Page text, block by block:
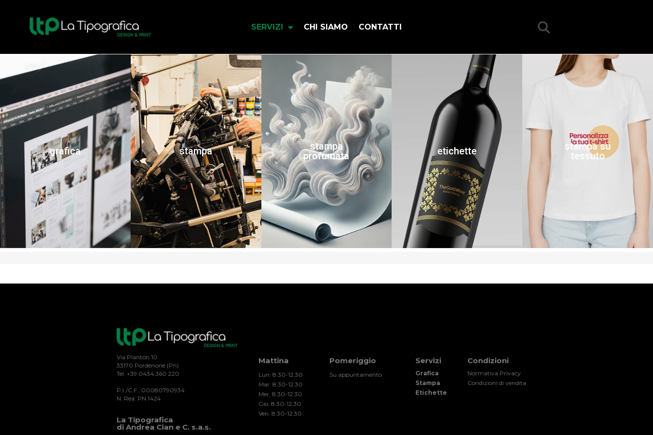
SERVIZI CHI SIAMO CONTATTI
grafica stampa
stampa
profumata
etichette
stampa su
tessuto
Via Planton 10
33170 Pordenone (Pn)
Tel. +39 0434 360 220
P.I./C.F.: 00080790934
N. Rea: PN 1424
La Tipografica
di Andrea Cian e C. s.a.s.
Mattina
Lun. 8.30-12.30
Mar. 8.30-12.30
Mer. 8.30-12.30
Gio. 8.30-12.30
Ven. 8.30-12.30
Pomeriggio
Su appuntamento
Servizi
Grafica
Stampa
Etichette
Condizioni
Normativa Privacy
Condizioni di vendita